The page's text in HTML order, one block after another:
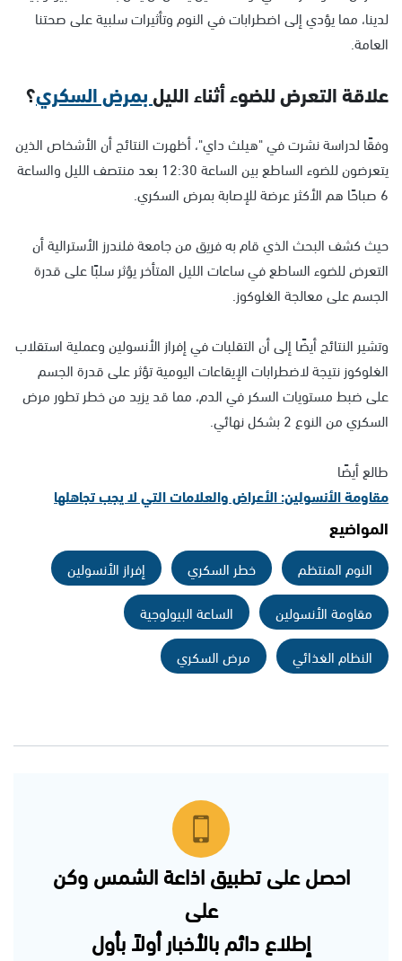
لدينا، مما يؤدي إلى اضطرابات في النوم وتأثيرات سلبية على صحتنا
العامة.
علاقة التعرض للضوء أثناء الليلبمرض السكري؟
وفقًا لدراسة نشرت في "هيلث داي"، أظهرت النتائج أن الأشخاص الذين
يتعرضون للضوء الساطع بين الساعة 12:30 بعد منتصف الليل والساعة
6 صباحًا هم الأكثر عرضة للإصابة بمرض السكري.
حيث كشف البحث الذي قام به فريق من جامعة فلندرز الأسترالية أن
التعرض للضوء الساطع في ساعات الليل المتأخر يؤثر سلبًا على قدرة
الجسم على معالجة الغلوكوز.
وتشير النتائج أيضًا إلى أن التقلبات في إفراز الأنسولين وعملية استقلاب
الغلوكوز نتيجة لاضطرابات الإيقاعات اليومية تؤثر على قدرة الجسم
على ضبط مستويات السكر في الدم، مما قد يزيد من خطر تطور مرض
السكري من النوع 2 بشكل نهائي.
طالع أيضًا
مقاومة الأنسولين: الأعراض والعلامات التي لا يجب تجاهلها
المواضيع
النوم المنتظم خطر السكري
إفراز الأنسولين
مقاومة الأنسولين
الساعة البيولوجية
النظام الغذائي
مرض السكري
احصل على تطبيق اذاعة الشمس وكن
على
إطلاع دائم بالأخبار أولاً بأول